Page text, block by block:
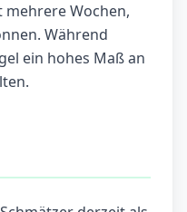
Wochen,
Während
ein hohes Maß an